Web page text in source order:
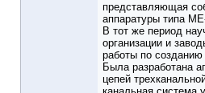
представляющая
аппаратуры типа
В тот же период
организации и
работы по
Была разработана
цепей